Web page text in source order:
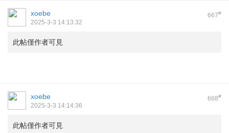
667#
xoebe
2025-3-3 14:13:32
此帖僅作者可見
668#
xoebe
2025-3-3 14:14:36
此帖僅作者可見